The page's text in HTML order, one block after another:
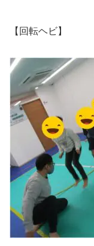
【回転ヘビ】